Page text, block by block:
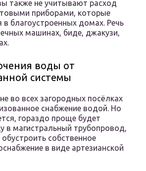
также не учитывают расход
приборами, которые
в благоустроенных домах. Речь
машинах, биде, джакузи,
воды от
системы
во всех загородных посёлках
снабжение водой. Но
гораздо проще будет
в магистральный трубопровод,
собственное
в виде артезианской